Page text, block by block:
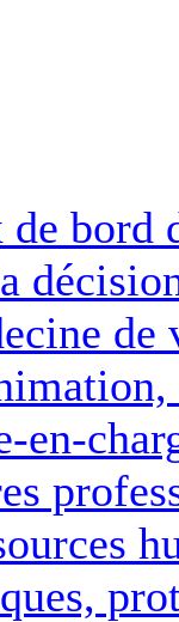
de bord
de
en-